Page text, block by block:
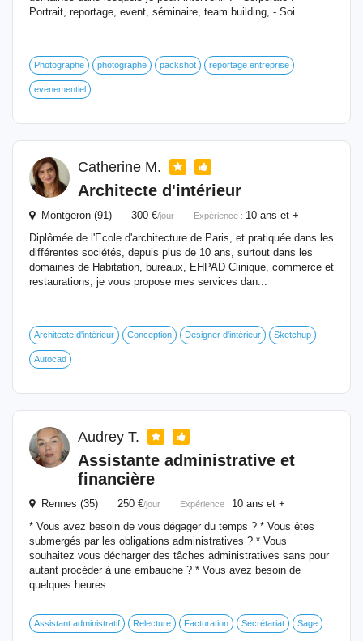
Portrait, reportage, event, séminaire, team building, - Soi...
Photographe photographe packshot reportage entreprise
evenementiel
Catherine M.
Architecte d'intérieur
Montgeron (91) 300 €/jour Expérience : 10 ans et +
Diplômée de l'Ecole d'architecture de Paris, et pratiquée dans les
différentes sociétés, depuis plus de 10 ans, surtout dans les
domaines de Habitation, bureaux, EHPAD Clinique, commerce et
restaurations, je vous propose mes services dan...
Architecte d'intérieur Conception Designer d'intérieur Sketchup
Autocad
Audrey T.
Assistante administrative et
financière
Rennes (35) 250 €/jour Expérience : 10 ans et +
* Vous avez besoin de vous dégager du temps ? * Vous êtes
submergés par les obligations administratives ? * Vous
souhaitez vous décharger des tâches administratives sans pour
autant procéder à une embauche ? * Vous avez besoin de
quelques heures...
Assistant administratif Relecture Facturation Secrétariat Sage